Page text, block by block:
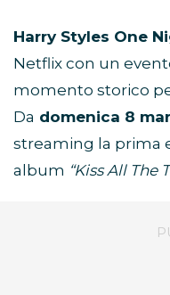
Harry Styles One
Netflix con un
momento storico
Da domenica 8
streaming la prima
album “Kiss All The